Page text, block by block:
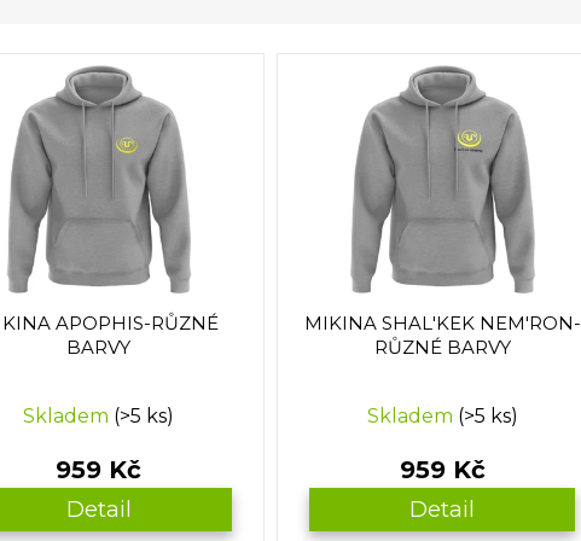
APOPHIS-RŮZNÉ
BARVY
Skladem (>5 ks)
959 Kč
Detail
MIKINA SHAL'KEK NEM'RON-
RŮZNÉ BARVY
Skladem (>5 ks)
959 Kč
Detail